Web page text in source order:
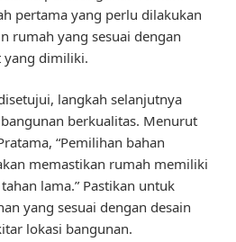
pertama yang perlu dilakukan
rumah yang sesuai dengan
yang dimiliki.
langkah selanjutnya
berkualitas. Menurut
“Pemilihan bahan
memastikan rumah memiliki
lama.” Pastikan untuk
yang sesuai dengan desain
lokasi bangunan.